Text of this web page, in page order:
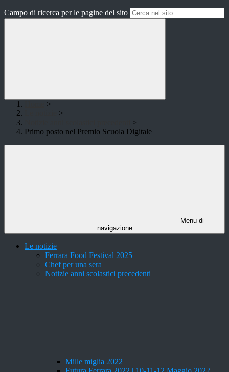
Campo di ricerca per le pagine del sito
>
>
>
Primo posto nel Premio Scuola Digitale
Menu di
navigazione
Le notizie
Ferrara Food Festival 2025
Chef per una sera
Notizie anni scolastici precedenti
Mille miglia 2022